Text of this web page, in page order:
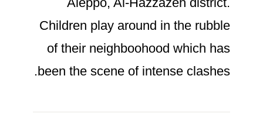
Children play around in the rubble
of their neighboohood which has
been the scene of intense clashes.